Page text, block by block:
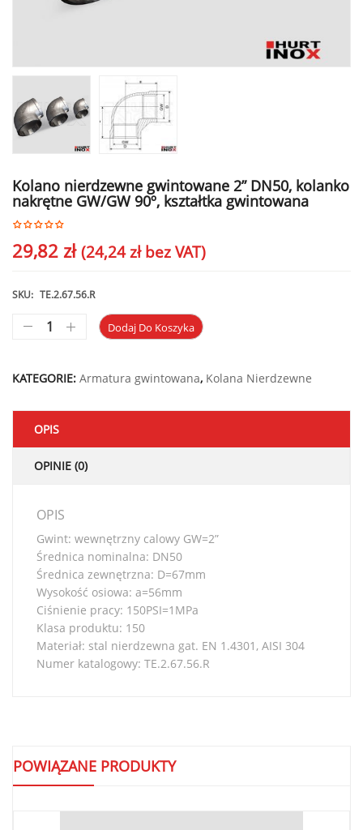
Kolano nierdzewne gwintowane 2” DN50, kolanko
nakrętne GW/GW 90º, kształtka gwintowana
29,82 zł (24,24złbez VAT)
SKU: TE.2.67.56.R
Dodaj Do Koszyka
KATEGORIE: Armatura gwintowana, Kolana Nierdzewne
OPIS
OPINIE (0)
OPIS
Gwint: wewnętrzny calowy GW=2”
Średnica nominalna: DN50
Średnica zewnętrzna: D=67mm
Wysokość osiowa: a=56mm
Ciśnienie pracy: 150PSI=1MPa
Klasa produktu: 150
Materiał: stal nierdzewna gat. EN 1.4301, AISI 304
Numer katalogowy: TE.2.67.56.R
POWIĄZANE PRODUKTY